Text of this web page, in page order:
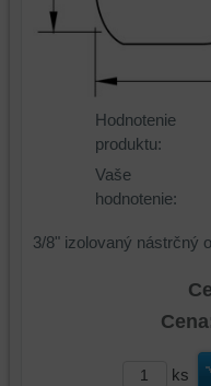
Hodnotenie
produktu:
Vaše
hodnotenie:
3/8" izolovaný nástrčný
ks